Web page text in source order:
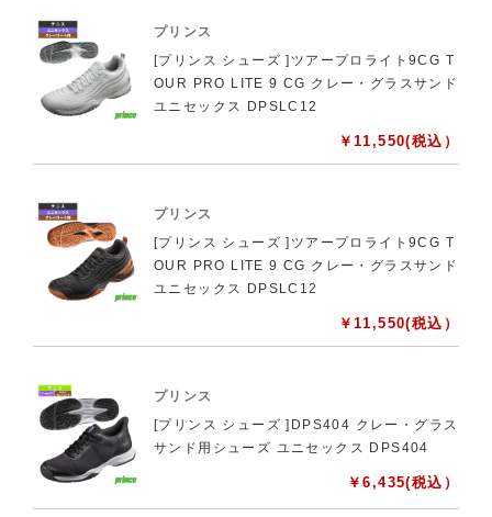
プリンス
[プリンス シューズ ]ツアープロライト9CG T
OUR PRO LITE 9 CG クレー・グラスサンド
ユニセックス DPSLC12
￥ 11,550(税込）
プリンス
[プリンス シューズ ]ツアープロライト9CG T
OUR PRO LITE 9 CG クレー・グラスサンド
ユニセックス DPSLC12
￥ 11,550(税込）
プリンス
[プリンス シューズ ]DPS404 クレー・グラス
サンド用シューズ ユニセックス DPS404
￥6,435(税込）